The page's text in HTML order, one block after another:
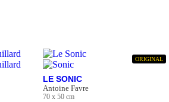
ORIGINAL
LE SONIC
Antoine Favre
70 x 50 cm